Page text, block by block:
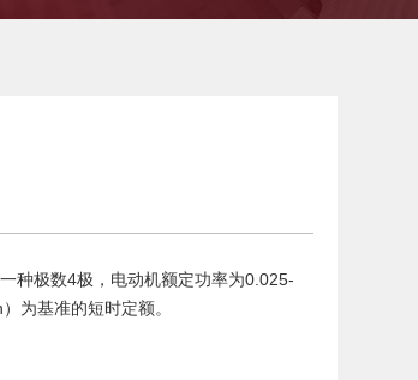
种极数4极，电动机额定功率为0.025-
为基准的短时定额。